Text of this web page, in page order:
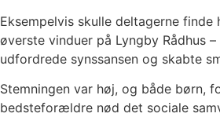
Eksempelvis skulle deltagerne
øverste vinduer på Lyngby Rådhus
udfordrede synssansen og skabte
Stemningen var høj, og både børn,
bedsteforældre nød det sociale